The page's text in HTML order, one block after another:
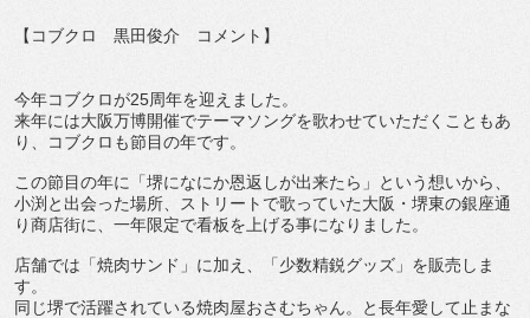
【コブクロ 黒田俊介 コメント】
今年コブクロが25周年を迎えました。
来年には大阪万博開催でテーマソングを歌わせていただくこともあ
り、コブクロも節目の年です。
この節目の年に「堺になにか恩返しが出来たら」という想いから、
小渕と出会った場所、ストリートで歌っていた大阪・ 堺東の銀座通
り商店街に、 一年限定で看板を上げる事になりました。
店舗では「焼肉サンド」に加え、「少数精鋭グッズ」 を販売しま
す。
同じ堺で活躍されている焼肉屋おさむちゃん。
と長年愛して止まな